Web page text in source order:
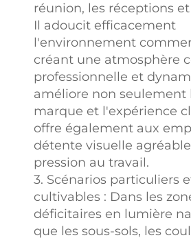
réunion, les réceptions
Il adoucit efficacement
l'environnement
créant une atmosphère
professionnelle et
améliore non seulement
marque et l'expérience
offre également aux
détente visuelle
pression au travail.
3. Scénarios particuliers
cultivables : Dans les
déficitaires en lumière
que les sous-sols, les